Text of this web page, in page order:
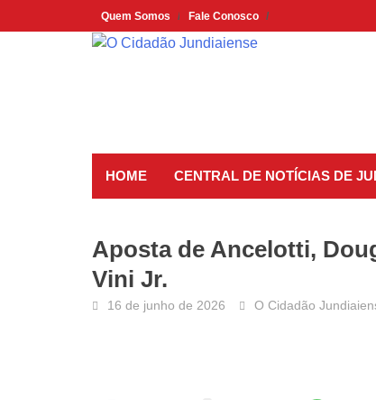
to
Quem Somos Fale Conosco
HOME CENTRAL DE NOTÍCIAS DE
Aposta de Ancelotti,
Vini Jr.
16 de junho de 2026 O Cidadão